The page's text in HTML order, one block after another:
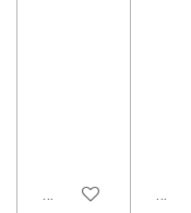
In den Warenkorb
In